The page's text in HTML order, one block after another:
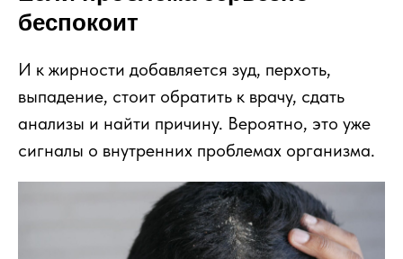
беспокоит
И к жирности добавляется зуд, перхоть,
выпадение, стоит обратить к врачу, сдать
анализы и найти причину. Вероятно, это уже
сигналы о внутренних проблемах организма.